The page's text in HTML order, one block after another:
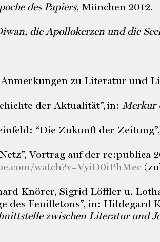
des Papiers, München 2012.
die Apollokerzen und die
Anmerkungen zu Literatur und
der Aktualität”, in: Merkur
“Die Zukunft der
Vortrag auf der re:publica
watch?v=VyiD0iPhMec
Knörer, Sigrid Löffler u.
des Feuilletons”, in: Hildegard
zwischen Literatur und